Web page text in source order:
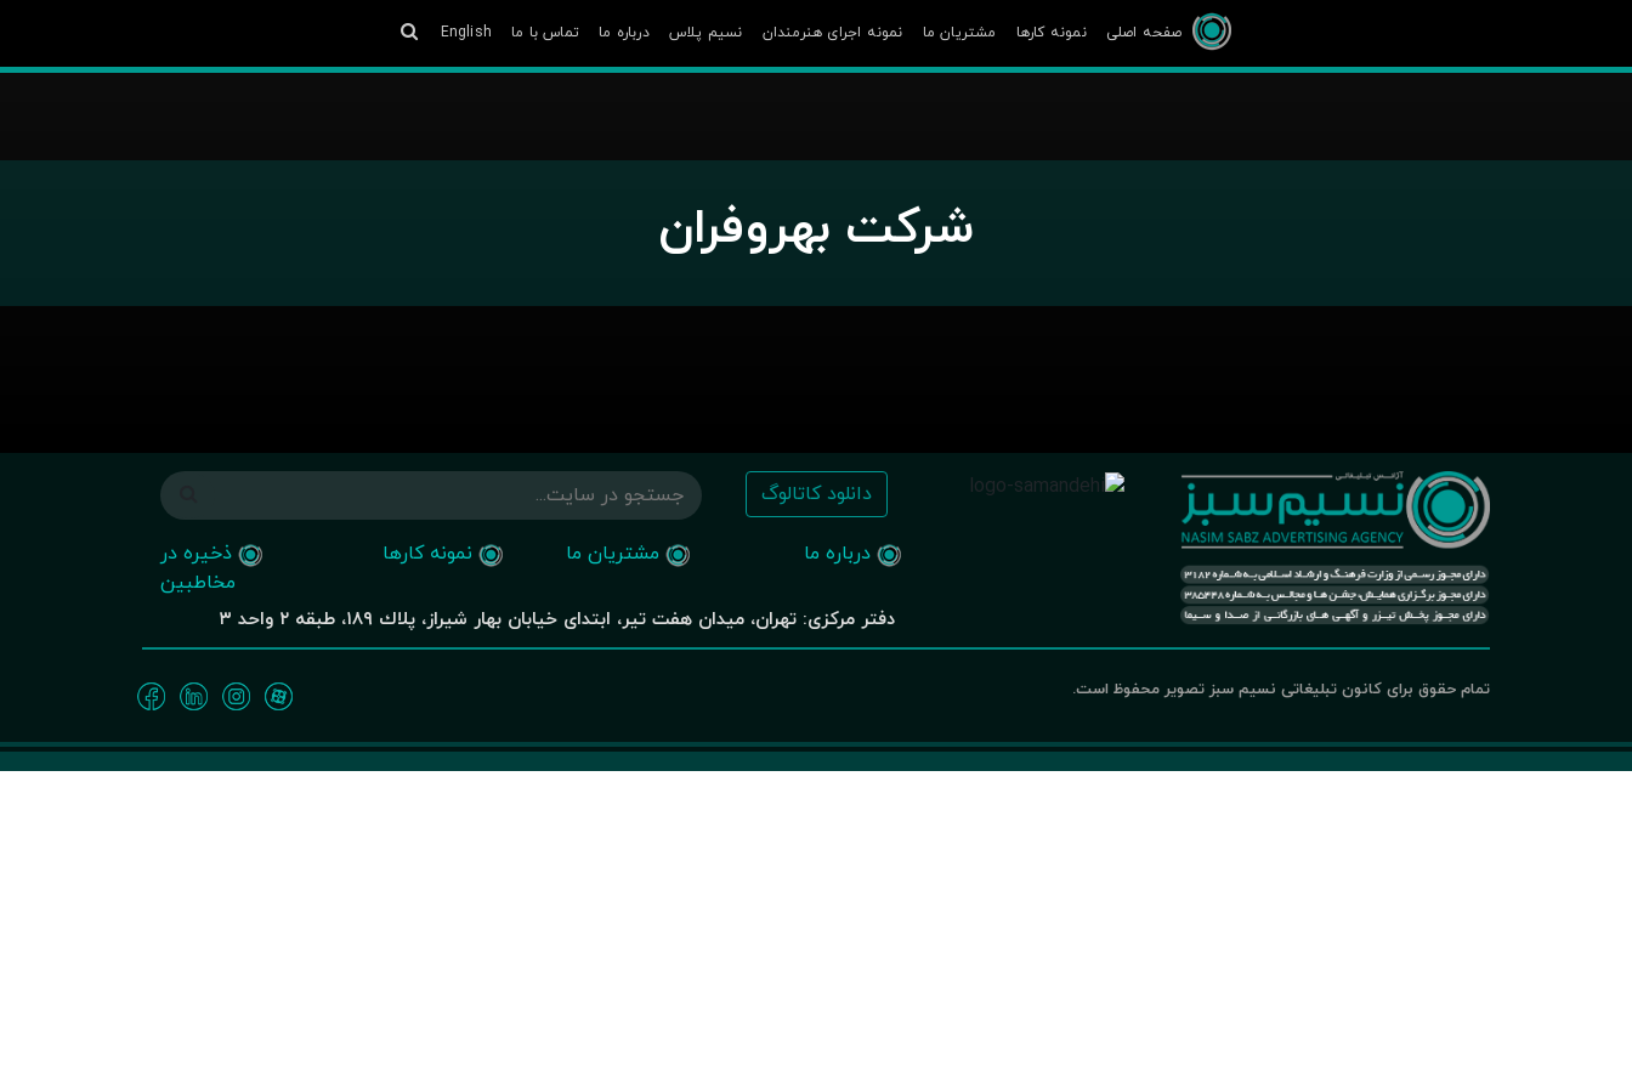
صفحه اصلی نمونه کارها مشتریان ما نمونه اجرای هنرمندان نسیم پلاس درباره ما تماس با ما English
شرکت بهروفران
دانلود کاتالوگ
درباره ما مشتریان ما نمونه کارها
ذخیره در
مخاطبین
دفتر مرکزی: تهران، میدان هفت تیر، ابتدای خیابان بهار شیراز، پلاك ١٨٩، طبقه ٢ واحد ٣
تمام حقوق برای کانون تبلیغاتی نسیم سبز تصویر محفوظ است.